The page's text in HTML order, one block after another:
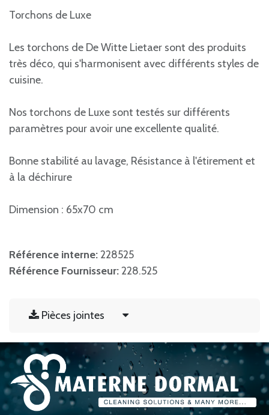
Torchons de Luxe
Les torchons de De Witte Lietaer sont des produits
très déco, qui s'harmonisent avec différents styles de
cuisine.
Nos torchons de Luxe sont testés sur différents
paramètres pour avoir une excellente qualité.
Bonne stabilité au lavage, Résistance à l'étirement et
à la déchirure
Dimension : 65x70 cm
Référence interne:228525
Référence Fournisseur:228.525
Pièces jointes